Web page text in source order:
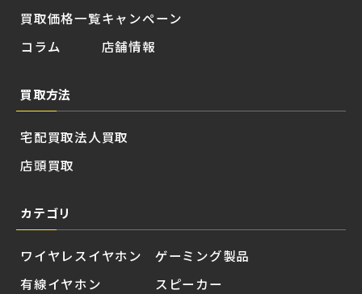
買取価格一覧
コラム
キャンペーン
店舗情報
買取方法
宅配買取
店頭買取
法人買取
カテゴリ
ワイヤレスイヤホン
有線イヤホン
ゲーミング製品
スピーカー